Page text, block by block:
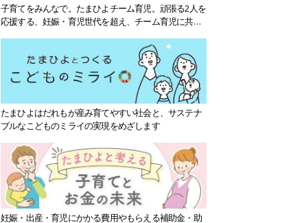
子育てをみんなで。たまひよチーム育児。頑張る2人を
応援する、妊娠・育児世代を超え、チーム育児に共感
たまひよはだれもが産み育てやすい社会と、サステナ
ブルなこどものミライの実現をめざします
妊娠・出産・育児にかかる費用やもらえる補助金・助